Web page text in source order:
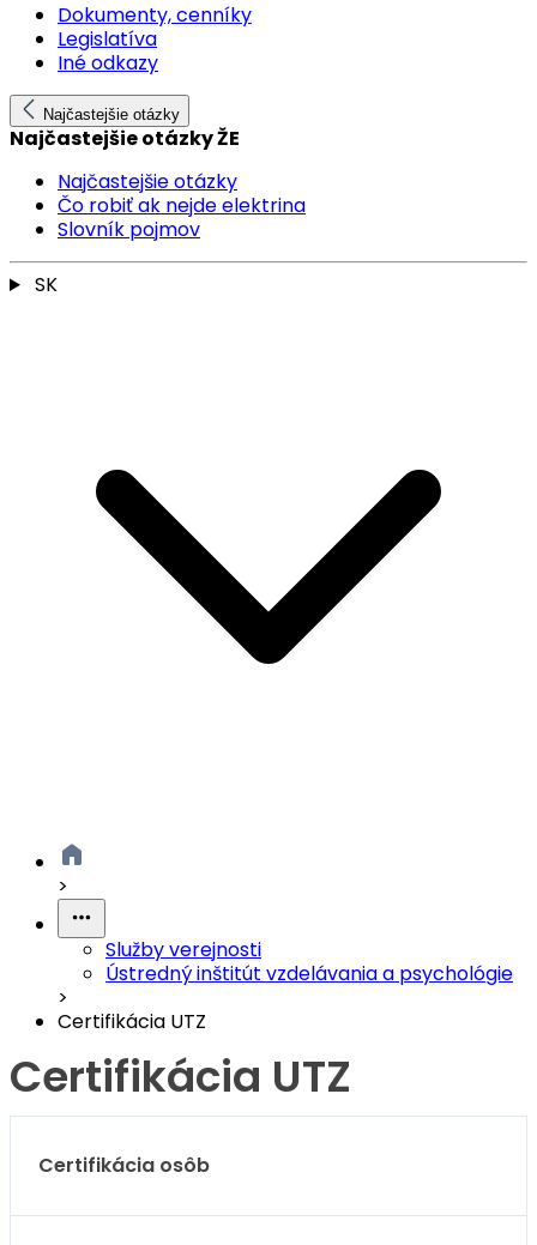
Dokumenty, cenníky
Legislatíva
Iné odkazy
Najčastejšie otázky
Najčastejšie otázky ŽE
Najčastejšie otázky
Čo robiť ak nejde elektrina
Slovník pojmov
SK
>
Služby verejnosti
Ústredný inštitút vzdelávania a psychológie
>
Certifikácia UTZ
Certifikácia UTZ
Certifikácia osôb